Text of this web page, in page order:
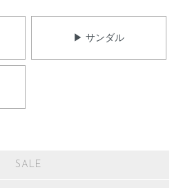
▶ サンダル
SALE